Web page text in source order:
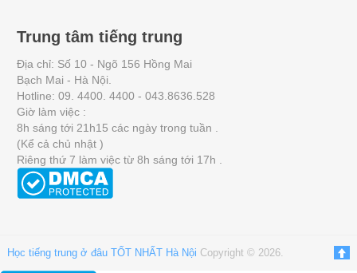
Trung tâm tiếng trung
Địa chỉ: Số 10 - Ngõ 156 Hồng Mai
Bạch Mai - Hà Nội.
Hotline: 09. 4400. 4400 - 043.8636.528
Giờ làm việc :
8h sáng tới 21h15 các ngày trong tuần .
(Kể cả chủ nhật )
Riêng thứ 7 làm việc từ 8h sáng tới 17h .
Học tiếng trung ở đâu TỐT NHẤT Hà Nội Copyright © 2026.